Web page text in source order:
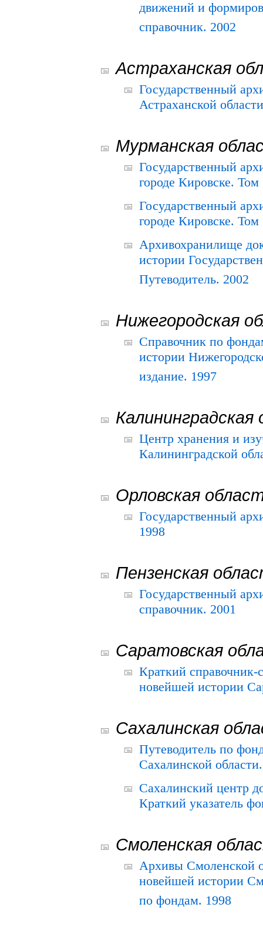
движений и
справочник. 2002
Астраханская
Государственный
Астраханской
Мурманская
Государственный
городе Кировске.
Государственный
городе Кировске.
Архивохранилище
истории
Путеводитель. 2002
Нижегородская
Справочник по
истории
издание. 1997
Калининградская
Центр хранения и
Калининградской
Орловская
Государственный
1998
Пензенская
Государственный
справочник. 2001
Саратовская
Краткий
новейшей истории
Сахалинская
Путеводитель по
Сахалинской
Сахалинский центр
Краткий указатель
Смоленская
Архивы Смоленской
новейшей истории
по фондам. 1998